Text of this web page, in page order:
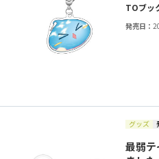
TOブッ
発売日：
グッズ
最弱